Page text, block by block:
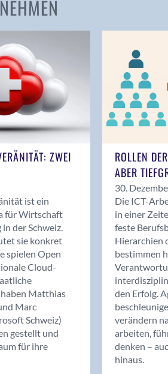
Andelfingen
Balsthal
Balzers
Bassersdorf
Benken (SG)
Bergdietikon
Bern - Liebefeld
ZWEI
ist ein
für Wirtschaft
der Schweiz.
sie konkret
spielen Open
Cloud-
Matthias
Marc
Schweiz)
gestellt und
für ihre
ROLLEN
ABER
30.
Die ICT-
in einer
feste
Hierarchien
bestimmen
den Erfolg.
verändern
arbeiten,
denken –
hinaus.